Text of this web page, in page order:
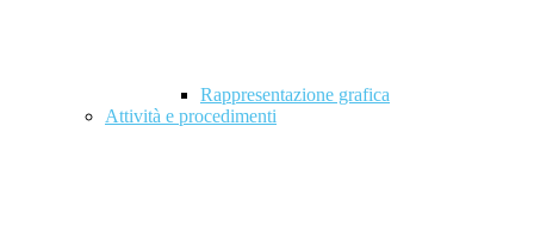
Rappresentazione grafica
Attività e procedimenti